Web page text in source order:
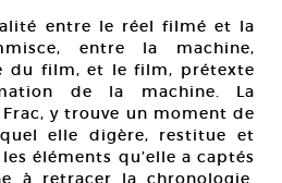
entre le réel filmé et la
entre la machine,
du film, et le film, prétexte
de la machine. La
y trouve un moment de
elle digère, restitue et
éléments qu’elle a captés
à retracer la chronologie.